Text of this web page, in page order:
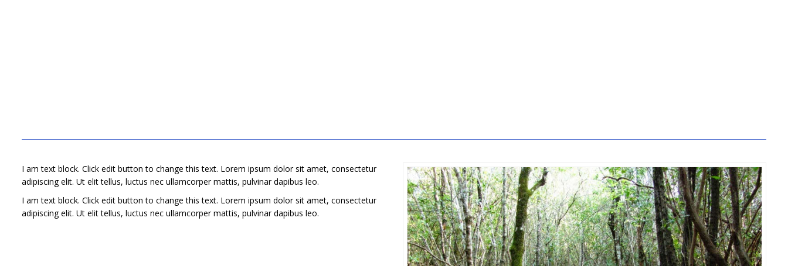
I am text block. Click edit button to change this text. Lorem ipsum dolor sit amet, consectetur
adipiscing elit. Ut elit tellus, luctus nec ullamcorper mattis, pulvinar dapibus leo.
I am text block. Click edit button to change this text. Lorem ipsum dolor sit amet, consectetur
adipiscing elit. Ut elit tellus, luctus nec ullamcorper mattis, pulvinar dapibus leo.